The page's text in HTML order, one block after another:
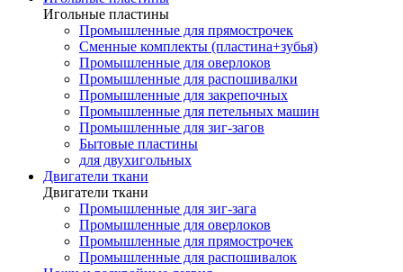
Игольные пластины
Промышленные для прямострочек
Сменные комплекты (пластина+зубья)
Промышленные для оверлоков
Промышленные для распошивалки
Промышленные для закрепочных
Промышленные для петельных машин
Промышленные для зиг-загов
Бытовые пластины
для двухигольных
Двигатели ткани
Двигатели ткани
Промышленные для зиг-зага
Промышленные для оверлоков
Промышленные для прямострочек
Промышленные для распошивалок